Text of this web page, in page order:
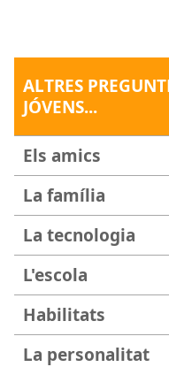
ALTRES
JÓVENS...
Els amics
La família
La tecnologia
L'escola
Habilitats
La personalitat